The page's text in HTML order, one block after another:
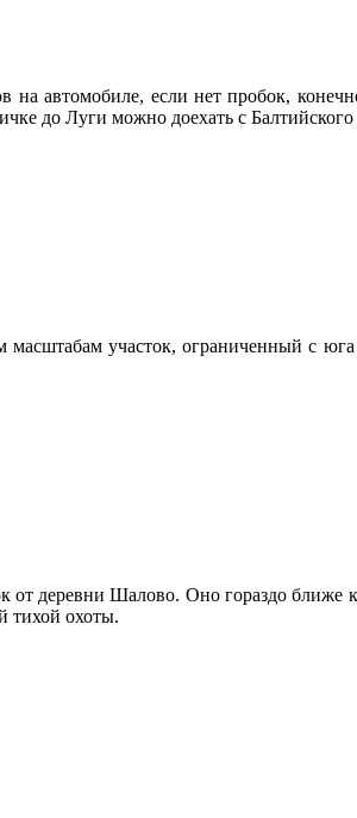
автомобиле, если нет пробок,
до Луги можно доехать с
участок, ограниченный с
от деревни Шалово. Оно гораздо
тихой охоты.